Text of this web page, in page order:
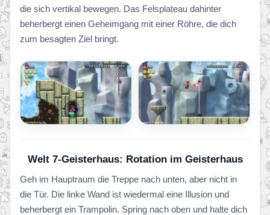
die sich vertikal bewegen. Das Felsplateau dahinter
beherbergt einen Geheimgang mit einer Röhre, die dich
zum besagten Ziel bringt.
Welt 7-Geisterhaus: Rotation im Geisterhaus
Geh im Hauptraum die Treppe nach unten, aber nicht in
die Tür. Die linke Wand ist wiedermal eine Illusion und
beherbergt ein Trampolin. Spring nach oben und halte dich